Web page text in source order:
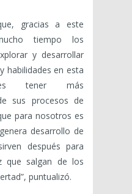
gracias a este
tiempo los
y desarrollar
habilidades en esta
tener más
sus procesos de
para nosotros es
desarrollo de
después para
que salgan de los
puntualizó.